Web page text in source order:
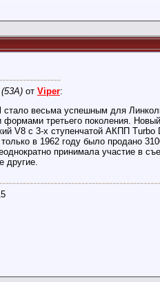
от Viper:
стало весьма успешным для
формами третьего поколения.
V8 с 3-х ступенчатой АКПП
в 1962 году было продано
принимала участие в
другие.